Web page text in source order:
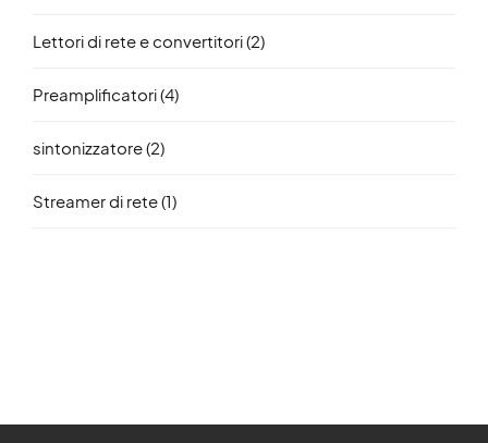
Lettori di rete e convertitori(2)
Preamplificatori(4)
sintonizzatore(2)
Streamer di rete(1)